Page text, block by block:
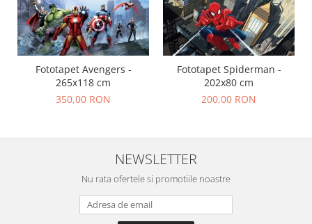
Fototapet Avengers -
265x118 cm
350,00 RON
Fototapet Spiderman -
202x80 cm
200,00 RON
NEWSLETTER
Nu rata ofertele si promotiile noastre